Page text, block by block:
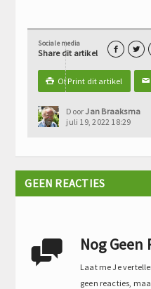
Sociale media
Share dit artikel  
 Of Print dit artikel ✉
DoorJan Braaksma
juli 19, 2022 18:29
GEEN REACTIES
 Nog Geen
Laat me Je
geen reacties,